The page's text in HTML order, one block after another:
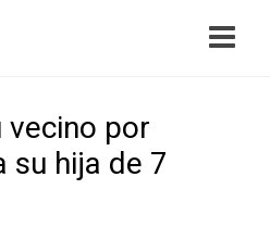
vecino por
su hija de 7